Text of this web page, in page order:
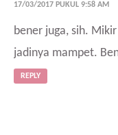
17/03/2017 PUKUL 9:58 AM
bener juga, sih.
jadinya mampet.
REPLY